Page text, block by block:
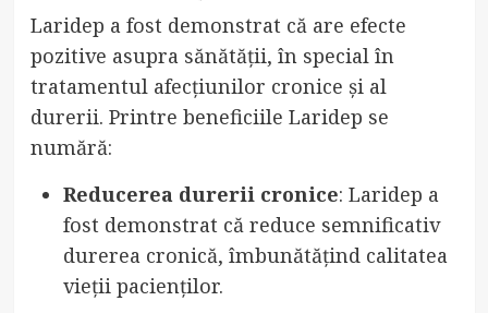
Laridep a fost demonstrat că are efecte
pozitive asupra sănătății, în special în
tratamentul afecțiunilor cronice și al
durerii. Printre beneficiile Laridep se
numără:
Reducerea durerii cronice: Laridep a
fost demonstrat că reduce semnificativ
durerea cronică, îmbunătățind calitatea
vieții pacienților.